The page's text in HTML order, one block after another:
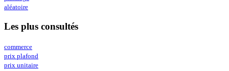
aléatoire
Les plus consultés
commerce
prix plafond
prix unitaire